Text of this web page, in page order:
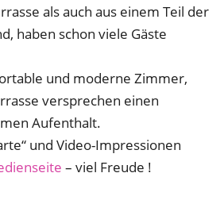
als auch aus einem Teil der
haben schon viele Gäste
und moderne Zimmer,
versprechen einen
Aufenthalt.
und Video-Impressionen
– viel Freude !